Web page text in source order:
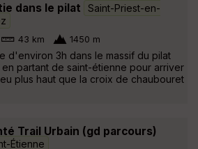
dans le pilat
Saint-Priest-en-
43 km 1450 m
d'environ 3h dans le massif du pilat
en partant de saint-étienne pour arriver
plus haut que la croix de chaubouret
Trail Urbain (gd parcours)
Étienne